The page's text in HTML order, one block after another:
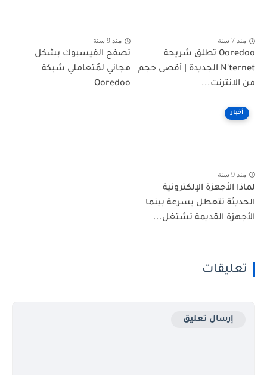
منذ 7 سنة
Ooredoo تطلق شريحة
N'ternet الجديدة | أقصى حجم
من الانترنت...
منذ 9 سنة
تصفح الفيسبوك بشكل
مجاني لمُتعاملي شبكة
Ooredoo
أخبار
منذ 9 سنة
لماذا الأجهزة الإلكترونية
الحديثة تتعطل بسرعة بينما
الأجهزة القديمة تشتغل...
تعليقات
إرسال تعليق